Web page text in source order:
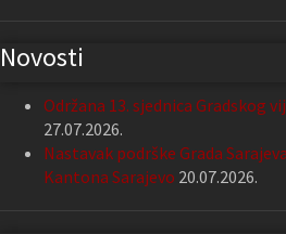
Novosti
Održana 13. sjednica Gradskog
27.07.2026.
Nastavak podrške Grada
Kantona Sarajevo 20.07.2026.